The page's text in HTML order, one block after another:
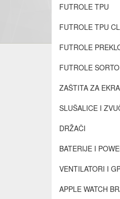
FUTROLE TPU
FUTROLE TPU
FUTROLE
FUTROLE SORTO
ZAŠTITA ZA
SLUŠALICE I
DRŽAČI
BATERIJE I
VENTILATORI I
APPLE WATCH